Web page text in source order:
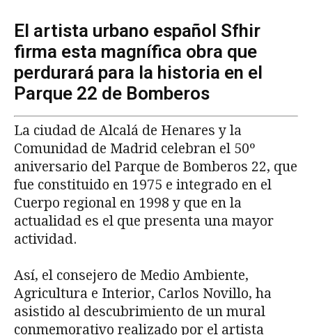
El artista urbano español Sfhir
firma esta magnífica obra que
perdurará para la historia en el
Parque 22 de Bomberos
La ciudad de Alcalá de Henares y la
Comunidad de Madrid celebran el 50º
aniversario del Parque de Bomberos 22, que
fue constituido en 1975 e integrado en el
Cuerpo regional en 1998 y que en la
actualidad es el que presenta una mayor
actividad.
Así, el consejero de Medio Ambiente,
Agricultura e Interior, Carlos Novillo, ha
asistido al descubrimiento de un mural
conmemorativo realizado por el artista